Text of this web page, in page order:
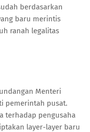
berdasarkan
baru merintis
ranah legalitas
Menteri
pemerintah pusat.
terhadap pengusaha
layer-layer baru